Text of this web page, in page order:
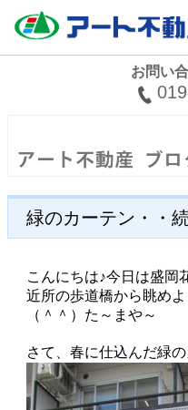
お問い
緑のカーテン・・
こんにちは♪今日は盛岡
近所の歩道橋から眺め
（＾＾）た～まや～
さて、春に仕込んだ緑